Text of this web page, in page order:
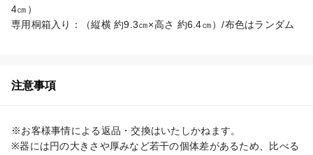
4㎝）
専用桐箱入り：（縦横 約9.3㎝×高さ 約6.4㎝）/布色はランダム
注意事項
※お客様事情による返品・交換はいたしかねます。
※器には円の大きさや厚みなど若干の個体差があるため、比べる